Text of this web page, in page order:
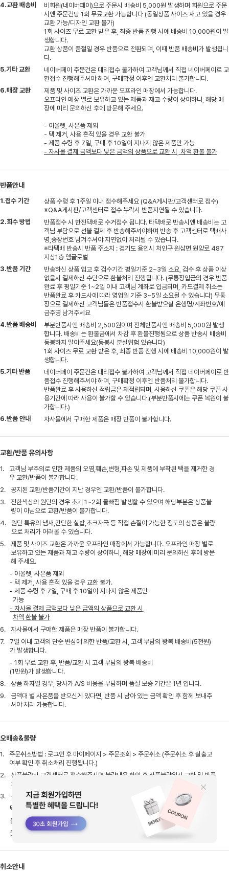
4.교환 배송비
비회원(네이버페이)으로 주문시 배송비 5,000원 발생하며 회원으로 주문
시엔 주문건당 1회 무료교환 가능합니다 (동일상품 사이즈 재고 있을 경우
교환 가능/디자인 교환 불가)
1회 사이즈 무료 교환 받은 후, 최종 반품 진행 시에 배송비 10,000원이 발
생합니다.
교환 상품이 품절일 경우 반품으로 전환되며, 이때 반품 배송비가 발생됩니
다.
5.기타 교환
네이버페이 주문건은 대리접수 불가하여 고객님께서 직접 네이버페이로 교
환접수 진행해주셔야 하며, 구매확정 이후엔 교환처리 불가합니다.
6.매장 교환
제품 및 사이즈 교환은 가까운 오프라인 매장에서 가능합니다.
오프라인 매장 별로 보유하고 있는 제품과 재고 수량이 상이하니, 해당 매
장에 미리 문의하신 후에 방문해 주세요.
- 아울렛, 사은품 제외
- 택 제거, 사용 흔적 있을 경우 교환 불가
- 제품 수령 후 7일, 구매 후 10일이 지나지 않은 제품만 가능
- 자사몰 결제 금액보다 낮은 금액의 상품으로 교환 시, 차액 환불 불가
반품안내
1.접수 기간
상품 수령 후 1주일 이내 접수해주세요 (Q&A게시판/고객센터로 접수)
※Q&A게시판/고객센터로 접수 누락시 반품지연될 수 있습니다.
2.회수 방법
반품접수 시 한진택배로 수거접수 됩니다. 타택배로 반송시엔 배송비는 고
객님 부담으로 선불 결제 후 반송해주셔야하며 반송 후 고객센터로 택배사
명,송장번호 남겨주셔야 지연없이 처리될 수 있습니다.
※타택배 반송시 반품 주소지 : 경기도 용인시 처인구 원삼면 원양로 487
지상1층 엠글로벌
3.반품 기간
반송하신 상품 입고 후 검수기간 평일기준 2~3일 소요, 검수 후 상품 이상
없을시 결제하신 수단으로 환불처리 진행됩니다. (무통장입금의 경우 반품
완료 후 평일기준 1~2일 이내 고객님 계좌로 입금되며, 카드결제 취소는
반품완료 후 카드사에 따라 영업일 기준 3~5일 소요될 수 있습니다) 무통
장으로 결제하신 고객님들은 반품접수시 환불받으실 은행명/계좌번호/예
금주명 남겨주세요
4.반품 배송비
부분반품시엔 배송비 2,500원이며 전체반품시엔 배송비 5,000원 발생
합니다. 배송비는 환불금에서 차감 후 환불진행됨으로 상품 반송시 배송비
동봉하지 말아주세요(동봉시 분실위험 있습니다)
1회 사이즈 무료 교환 받은 후, 최종 반품 진행 시에 배송비 10,000원이 발
생합니다.
5.기타 반품
네이버페이 주문건은 대리접수 불가하여 고객님께서 직접 네이버페이로 반
품접수 진행해주셔야 하며, 구매확정 이후엔 반품처리 불가합니다.
반품완료 후 사용하신 적립금은 재적립되며, 사용하신 쿠폰은 해당 쿠폰 사
용기간에 따라 사용이 불가할 수 있습니다.(부분반품시에는 쿠폰 복원이 불
가합니다.)
6.반품 안내
자사몰에서 구매한 제품은 매장 반품이 불가합니다.
교환/반품 유의사항
1.
고객님 부주의로 인한 제품의 오염,훼손,변형,파손 및 제품에 부착된 택을 제거한 경
우 교환/반품이 불가합니다.
2.
공지된 교환/반품기간이 지난 경우엔 교환/반품이 불가합니다.
3.
진한색상의 원단의 경우 초기 1~2회 물빠짐 발생할 수 있으며 해당부분은 상품불
량이 아님으로 교환/반품이 불가합니다.
4.
원단 특유의 냄새,간단한 실밥,초크자국 등 직접 손질이 가능한 정도의 상품은 불량
으로 처리가 어려울 수 있습니다.
5.
제품 및 사이즈 교환은 가까운 오프라인 매장에서 가능합니다. 오프라인 매장 별로
보유하고 있는 제품과 재고 수량이 상이하니, 해당 매장에 미리 문의하신 후에 방문
해 주세요.
- 아울렛, 사은품 제외
- 택 제거, 사용 흔적 있을 경우 교환 불가.
- 제품 수령 후 7일, 구매 후 10일이 지나지 않은 제품만
가능
- 자사몰 결제 금액보다 낮은 금액의 상품으로 교환 시,
차액 환불 불가
6.
자사몰에서 구매한 제품은 매장 반품이 불가합니다.
7.
7일 이내 고객의 단순 변심에 의한 반품/교환 시, 고객 부담의 왕복 배송비(5천원)
가 발생합니다.
- 1회 무료 교환 후, 반품/교환 시 고객 부담의 왕복 배송비
(1만원)가 발생합니다.
8.
상품 하자일 경우, 당사가 A/S 비용을 부담하며 품질 보증 기간은 1년 입니다.
9.
금액대 별 사은품을 받으신게 있다면, 반품 시 남아 있는 금액 확인 후 함께 보내주
셔야 처리 가능합니다.
오배송&불량
1.
주문취소방법 : 로그인 후 마이페이지 > 주문조회 > 주문취소 (주문취소 후 실출고
여부 확인 후 취소처리 진행됩니다.)
2.
상품불량시 고객센터로 접수해주시면 불량내용 확인 후 상품불량일시 교환 및 반품
으로 진행됩니다.
3.
상품 수령 후 택 제거 전, 불량/오염 등 하자 여부를 반드시 확인해 주시기 바랍니다.
택 제거 시 초기 불량 확인이 어려워 교환/반품이
불가할 수 있으며,불량 발견 시에는 택 제거 전 고객센터로
문의 주시면 신속히 처리해 드리겠습니다.
취소안내